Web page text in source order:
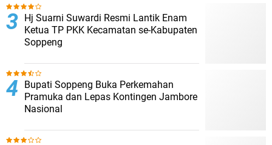
Hj Suarni Suwardi Resmi Lantik Enam
Ketua TP PKK Kecamatan se-Kabupaten
Soppeng
Bupati Soppeng Buka Perkemahan
Pramuka dan Lepas Kontingen Jambore
Nasional